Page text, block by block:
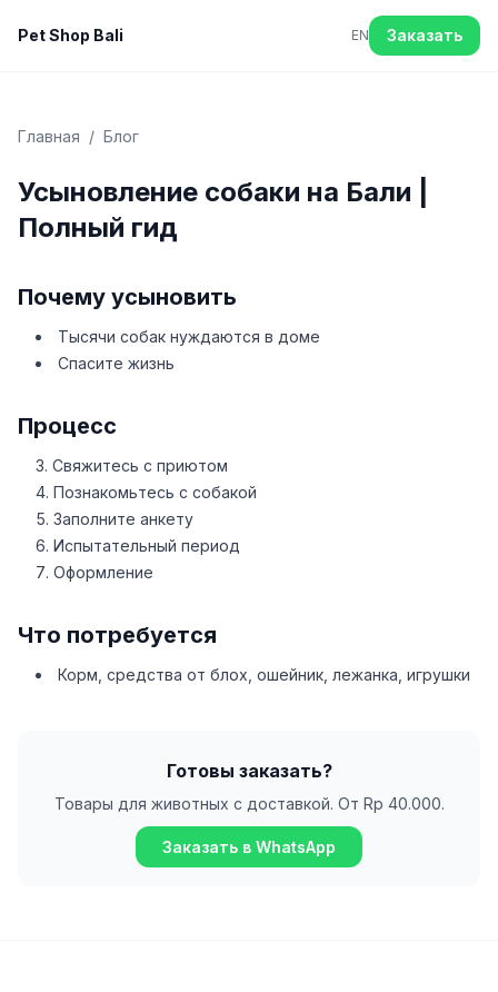
Pet Shop Bali EN Заказать
Главная / Блог
Усыновление собаки на Бали |
Полный гид
Почему усыновить
Тысячи собак нуждаются в доме
Спасите жизнь
Процесс
Свяжитесь с приютом
Познакомьтесь с собакой
Заполните анкету
Испытательный период
Оформление
Что потребуется
Корм, средства от блох, ошейник, лежанка, игрушки
Готовы заказать?
Товары для животных с доставкой. От Rp 40.000.
Заказать в WhatsApp